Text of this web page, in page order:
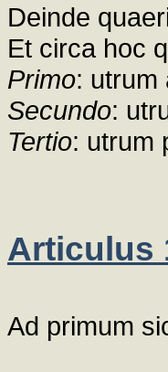
Deinde
Et circa hoc
Primo: utrum
Secundo:
Tertio: utrum
Articulus
Ad primum